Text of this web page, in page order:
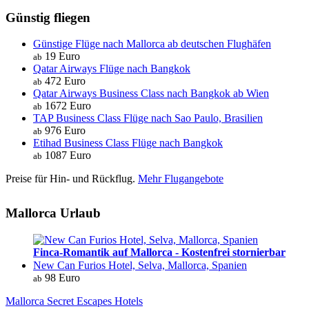
Günstig fliegen
Günstige Flüge nach Mallorca ab deutschen Flughäfen
ab 19 Euro
Qatar Airways Flüge nach Bangkok
ab 472 Euro
Qatar Airways Business Class nach Bangkok ab Wien
ab 1672 Euro
TAP Business Class Flüge nach Sao Paulo, Brasilien
ab 976 Euro
Etihad Business Class Flüge nach Bangkok
ab 1087 Euro
Preise für Hin- und Rückflug. Mehr Flugangebote
Mallorca Urlaub
Finca-Romantik auf Mallorca - Kostenfrei stornierbar
New Can Furios Hotel, Selva, Mallorca, Spanien
ab 98 Euro
Mallorca Secret Escapes Hotels